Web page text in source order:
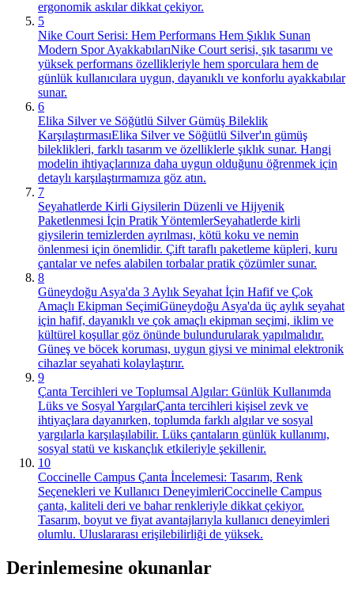
ergonomik askılar dikkat çekiyor.
5
Nike Court Serisi: Hem Performans Hem Şıklık Sunan
Modern Spor AyakkabılarıNike Court serisi, şık tasarımı ve
yüksek performans özellikleriyle hem sporculara hem de
günlük kullanıcılara uygun, dayanıklı ve konforlu ayakkabılar
sunar.
6
Elika Silver ve Söğütlü Silver Gümüş Bileklik
KarşılaştırmasıElika Silver ve Söğütlü Silver'ın gümüş
bileklikleri, farklı tasarım ve özelliklerle şıklık sunar. Hangi
modelin ihtiyaçlarınıza daha uygun olduğunu öğrenmek için
detaylı karşılaştırmamıza göz atın.
7
Seyahatlerde Kirli Giysilerin Düzenli ve Hijyenik
Paketlenmesi İçin Pratik YöntemlerSeyahatlerde kirli
giysilerin temizlerden ayrılması, kötü koku ve nemin
önlenmesi için önemlidir. Çift taraflı paketleme küpleri, kuru
çantalar ve nefes alabilen torbalar pratik çözümler sunar.
8
Güneydoğu Asya'da 3 Aylık Seyahat İçin Hafif ve Çok
Amaçlı Ekipman SeçimiGüneydoğu Asya'da üç aylık seyahat
için hafif, dayanıklı ve çok amaçlı ekipman seçimi, iklim ve
kültürel koşullar göz önünde bulundurularak yapılmalıdır.
Güneş ve böcek koruması, uygun giysi ve minimal elektronik
cihazlar seyahati kolaylaştırır.
9
Çanta Tercihleri ve Toplumsal Algılar: Günlük Kullanımda
Lüks ve Sosyal YargılarÇanta tercihleri kişisel zevk ve
ihtiyaçlara dayanırken, toplumda farklı algılar ve sosyal
yargılarla karşılaşılabilir. Lüks çantaların günlük kullanımı,
sosyal statü ve kıskançlık etkileriyle şekillenir.
10
Coccinelle Campus Çanta İncelemesi: Tasarım, Renk
Seçenekleri ve Kullanıcı DeneyimleriCoccinelle Campus
çanta, kaliteli deri ve bahar renkleriyle dikkat çekiyor.
Tasarım, boyut ve fiyat avantajlarıyla kullanıcı deneyimleri
olumlu. Uluslararası erişilebilirliği de yüksek.
Derinlemesine okunanlar